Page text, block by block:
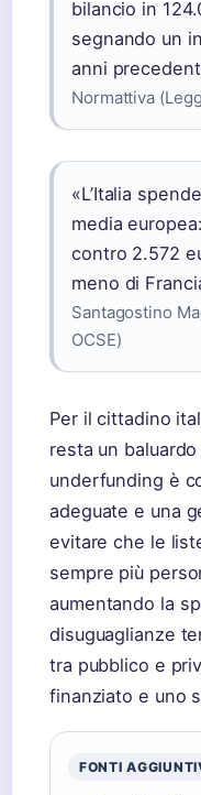
bilancio in
segnando un
anni
Normattiva
«L’Italia
media
contro 2.572
meno di
Santagostino
OCSE)
Per il cittadino
resta un
underfunding è
adeguate e una
evitare che le
sempre più
aumentando la
disuguaglianze
tra pubblico e
finanziato e uno
FONTI